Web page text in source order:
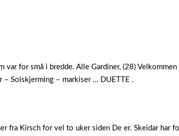
var for små i bredde. Alle Gardiner, (28)
– Solskjerming – markiser … DUETTE .
fra Kirsch for vel to uker siden De er. Skeidar har